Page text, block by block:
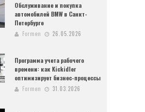
Обслуживание и покупка
автомобилей BMW в Санкт-
Петербурге
Formen 26.05.2026
Программа учета рабочего
времени: как Kickidler
оптимизирует бизнес-процессы
Formen 31.03.2026